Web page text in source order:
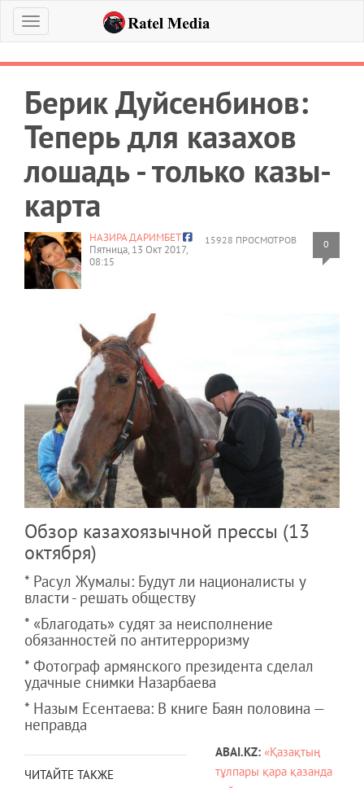
Меню
Берик Дуйсенбинов:
Теперь для казахов
лошадь - только казы-
карта
15928 ПРОСМОТРОВ 0
НАЗИРА ДАРИМБЕТ
Пятница, 13 Окт 2017,
08:15
Обзор казахоязычной прессы (13
октября)
* Расул Жумалы: Будут ли националисты у
власти - решать обществу
* «Благодать» судят за неисполнение
обязанностей по антитерроризму
* Фотограф армянского президента сделал
удачные снимки Назарбаева
* Назым Есентаева: В книге Баян половина —
неправда
ЧИТАЙТЕ ТАКЖЕ
ABAI.KZ: «Қазақтың
тұлпары қара қазанда